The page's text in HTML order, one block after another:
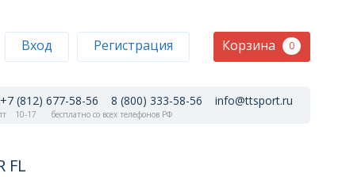
Вход Регистрация Корзина 0
+7 (812) 677-58-56 8 (800) 333-58-56 info@ttsport.ru
10-17 бесплатно со всех телефонов РФ
FL